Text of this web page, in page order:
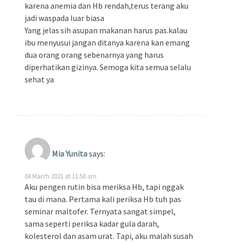
karena anemia dan Hb rendah,terus terang aku
jadi waspada luar biasa
Yang jelas sih asupan makanan harus pas.kalau
ibu menyusui jangan ditanya karena kan emang
dua orang orang sebenarnya yang harus
diperhatikan gizinya. Semoga kita semua selalu
sehat ya
Mia Yunitasays:
04 March 2021 at 11:50 am
Aku pengen rutin bisa meriksa Hb, tapi nggak
tau di mana. Pertama kali periksa Hb tuh pas
seminar maltofer. Ternyata sangat simpel,
sama seperti periksa kadar gula darah,
kolesterol dan asam urat. Tapi, aku malah susah